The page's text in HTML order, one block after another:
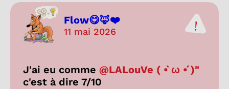
Flow😋🦊❤️
11 mai 2026
J'ai eu comme @LALouVe ( •̀ ω •́ )"
c'est à dire 7/10